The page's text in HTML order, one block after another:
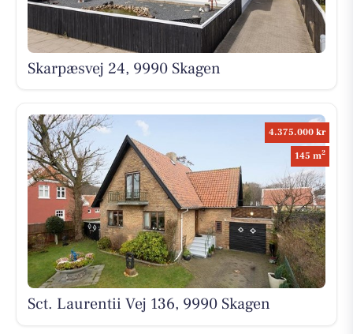
Skarpæsvej 24, 9990 Skagen
4.375.000 kr
145 m2
Sct. Laurentii Vej 136, 9990 Skagen